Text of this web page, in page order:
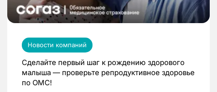
Новости компаний
Сделайте первый шаг к рождению здорового
малыша — проверьте репродуктивное здоровье
по ОМС!